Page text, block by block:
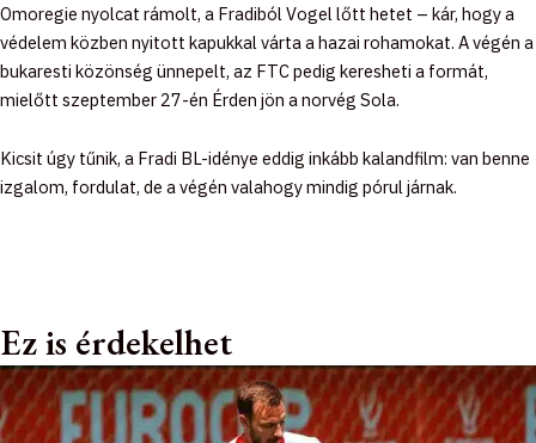
Omoregie nyolcat rámolt, a Fradiból Vogel lőtt hetet – kár, hogy a
védelem közben nyitott kapukkal várta a hazai rohamokat. A végén a
bukaresti közönség ünnepelt, az FTC pedig keresheti a formát,
mielőtt szeptember 27-én Érden jön a norvég Sola.
Kicsit úgy tűnik, a Fradi BL-idénye eddig inkább kalandfilm: van benne
izgalom, fordulat, de a végén valahogy mindig pórul járnak.
Ez is érdekelhet